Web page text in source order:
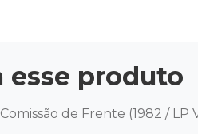
esse produto
de Frente (1982 / LP